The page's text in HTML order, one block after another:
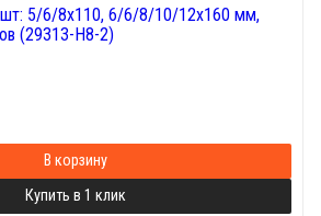
5/6/8х110, 6/6/8/10/12х160 мм,
(29313-H8-2)
В корзину
Купить в 1 клик